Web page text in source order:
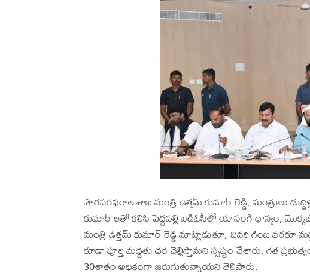
పౌరసరఫరాల శాఖ మంత్రి ఉత్తమ్ కుమార్ రెడ్డి, మంత్రులు
కుమార్ లతో కలిసి పెద్దపల్లి ఐడిఓసీలో యాసంగి ధాన్యం,
మంత్రి ఉత్తమ్ కుమార్ రెడ్డి మాట్లాడుతూ, చివరి గింజ వరకూ
కూడా పూర్తి మద్దతు ధర చెల్లిస్తామని స్పష్టం చేశారు. గత
30శాతం అధికంగా జరుగుతున్నాయని తెలిపారు.